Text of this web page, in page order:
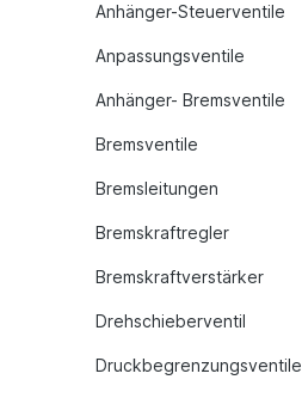
Anhänger-Steuerventile
Anpassungsventile
Anhänger- Bremsventile
Bremsventile
Bremsleitungen
Bremskraftregler
Bremskraftverstärker
Drehschieberventil
Druckbegrenzungsventile